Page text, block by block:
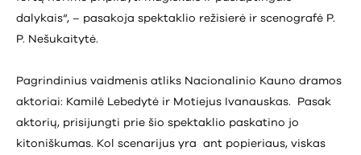
dalykais“, – pasakoja spektaklio režisierė ir scenografė P.
P. Nešukaitytė.
Pagrindinius vaidmenis atliks Nacionalinio Kauno dramos
aktoriai: Kamilė Lebedytė ir Motiejus Ivanauskas. Pasak
aktorių, prisijungti prie šio spektaklio paskatino jo
kitoniškumas. Kol scenarijus yra ant popieriaus, viskas